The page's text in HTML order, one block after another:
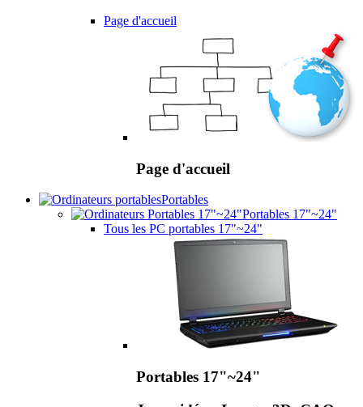
Page d'accueil
Page d'accueil
Portables
Portables 17"~24"
Tous les PC portables 17"~24"
Portables 17"~24"